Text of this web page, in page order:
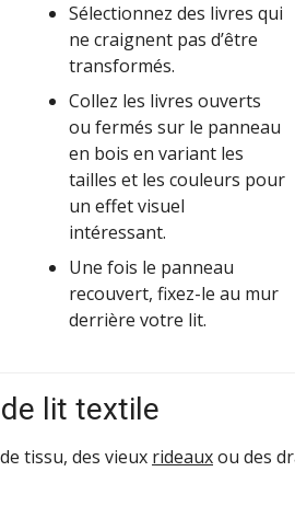
Sélectionnez des livres qui
ne craignent pas d’être
transformés.
Collez les livres ouverts
ou fermés sur le panneau
en bois en variant les
tailles et les couleurs pour
un effet visuel
intéressant.
Une fois le panneau
recouvert, fixez-le au mur
derrière votre lit.
lit textile
tissu, des vieux rideauxou des